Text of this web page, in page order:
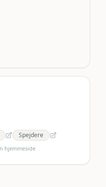
Spejdere
hjemmeside